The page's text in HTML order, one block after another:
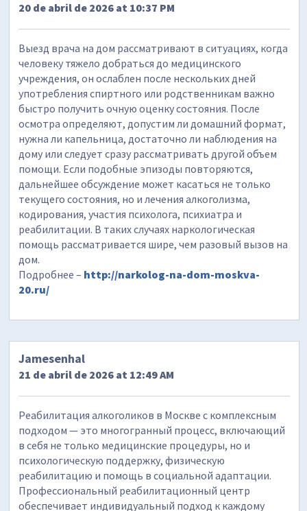
20 de abril de 2026 at 10:37 PM
Выезд врача на дом рассматривают в ситуациях, когда
человеку тяжело добраться до медицинского
учреждения, он ослаблен после нескольких дней
употребления спиртного или родственникам важно
быстро получить очную оценку состояния. После
осмотра определяют, допустим ли домашний формат,
нужна ли капельница, достаточно ли наблюдения на
дому или следует сразу рассматривать другой объем
помощи. Если подобные эпизоды повторяются,
дальнейшее обсуждение может касаться не только
текущего состояния, но и лечения алкоголизма,
кодирования, участия психолога, психиатра и
реабилитации. В таких случаях наркологическая
помощь рассматривается шире, чем разовый вызов на
дом.
Подробнее – http://narkolog-na-dom-moskva-
20.ru/
Jamesenhal
21 de abril de 2026 at 12:49 AM
Реабилитация алкоголиков в Москве с комплексным
подходом — это многогранный процесс, включающий
в себя не только медицинские процедуры, но и
психологическую поддержку, физическую
реабилитацию и помощь в социальной адаптации.
Профессиональный реабилитационный центр
обеспечивает индивидуальный подход к каждому